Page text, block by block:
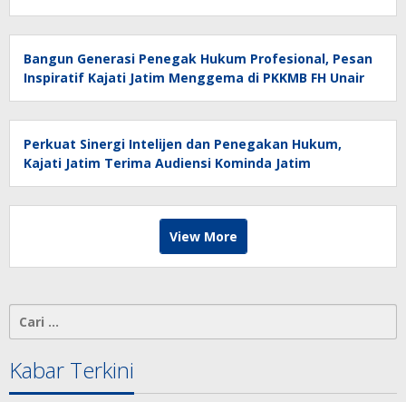
Bangun Generasi Penegak Hukum Profesional, Pesan
Inspiratif Kajati Jatim Menggema di PKKMB FH Unair
Perkuat Sinergi Intelijen dan Penegakan Hukum,
Kajati Jatim Terima Audiensi Kominda Jatim
View More
untuk:
Kabar Terkini